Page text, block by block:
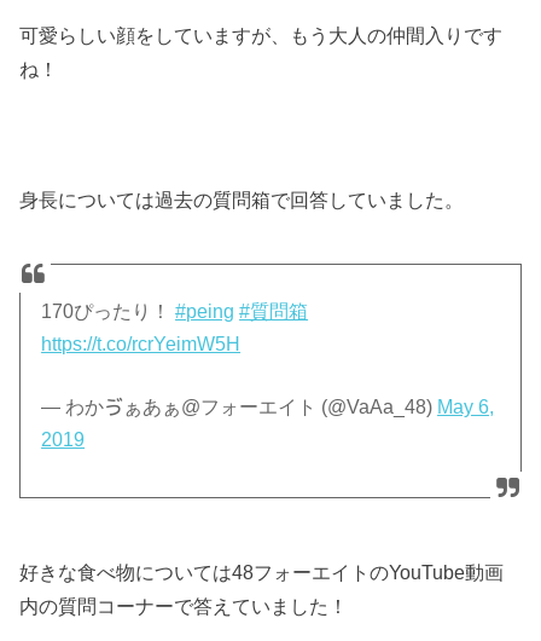
可愛らしい顔をしていますが、もう大人の仲間入りです
ね！
身長については過去の質問箱で回答していました。
170ぴったり！#peing #質問箱
https://t.co/rcrYeimW5H
— わかゔぁあぁ@フォーエイト (@VaAa_48) May 6,
2019
好きな食べ物については48フォーエイトのYouTube動画
内の質問コーナーで答えていました！